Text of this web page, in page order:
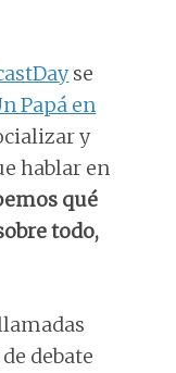
se
Papá en
y
hablar en
qué
todo,
debate